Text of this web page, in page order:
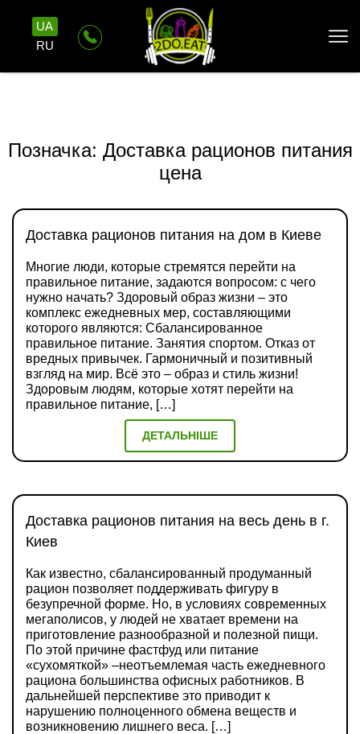
UA
RU
Позначка: Доставка рационов питания
цена
Доставка рационов питания на дом в Киеве
Многие люди, которые стремятся перейти на
правильное питание, задаются вопросом: с чего
нужно начать? Здоровый образ жизни – это
комплекс ежедневных мер, составляющими
которого являются: Сбалансированное
правильное питание. Занятия спортом. Отказ от
вредных привычек. Гармоничный и позитивный
взгляд на мир. Всё это – образ и стиль жизни!
Здоровым людям, которые хотят перейти на
правильное питание, […]
ДЕТАЛЬНІШЕ
Доставка рационов питания на весь день в г.
Киев
Как известно, сбалансированный продуманный
рацион позволяет поддерживать фигуру в
безупречной форме. Но, в условиях современных
мегаполисов, у людей не хватает времени на
приготовление разнообразной и полезной пищи.
По этой причине фастфуд или питание
«сухомяткой» –неотъемлемая часть ежедневного
рациона большинства офисных работников. В
дальнейшей перспективе это приводит к
нарушению полноценного обмена веществ и
возникновению лишнего веса. […]